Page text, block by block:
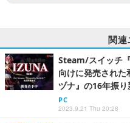
関連
Steam/スイッチ
向けに発売された
ヅナ』の16年振り
PC
2023.9.21 Thu 20:28